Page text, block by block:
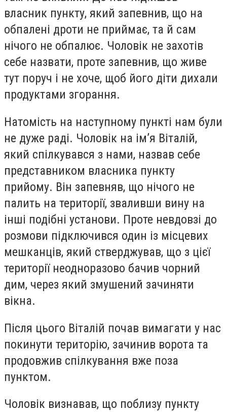
власник пункту, який запевнив, що на
обпалені дроти не приймає, та й сам
нічого не обпалює. Чоловік не захотів
себе назвати, проте запевнив, що живе
тут поруч і не хоче, щоб його діти дихали
продуктами згорання.
Натомість на наступному пункті нам були
не дуже раді. Чоловік на ім’я Віталій,
який спілкувався з нами, назвав себе
представником власника пункту
прийому. Він запевняв, що нічого не
палить на території, зваливши вину на
інші подібні установи. Проте невдовзі до
розмови підключився один із місцевих
мешканців, який стверджував, що з цієї
території неодноразово бачив чорний
дим, через який змушений зачиняти
вікна.
Після цього Віталій почав вимагати у нас
покинути територію, зачинив ворота та
продовжив спілкування вже поза
пунктом.
Чоловік визнавав, що поблизу пункту